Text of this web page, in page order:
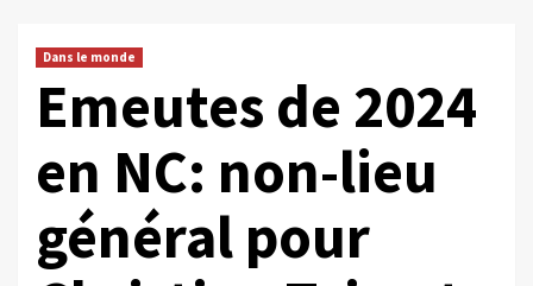
Dans le monde
Emeutes de 2024
en NC: non-lieu
général pour